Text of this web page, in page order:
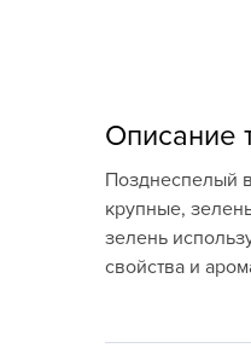
Новогодняя
Отдых в саду,
Описание
Позднеспелый
крупные,
зелень
свойства и